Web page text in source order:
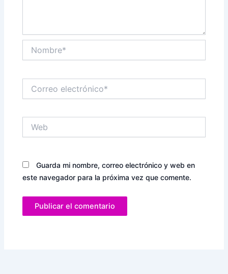
electrónico*
Guarda mi nombre, correo electrónico y web en
este navegador para la próxima vez que comente.